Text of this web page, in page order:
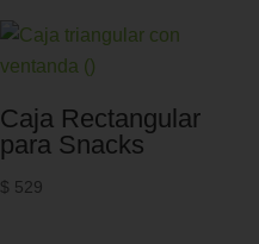
Caja Rectangular
para Snacks
$ 529